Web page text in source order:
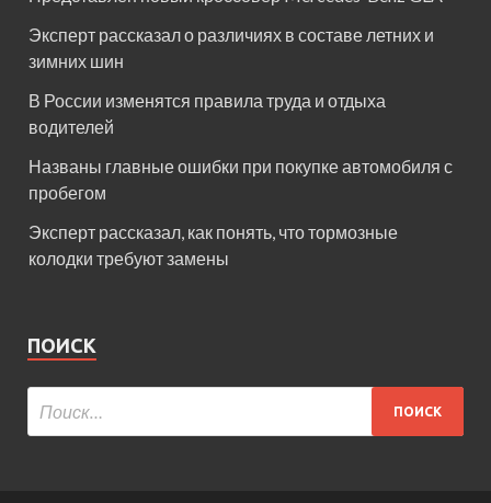
Эксперт рассказал о различиях в составе летних и
зимних шин
В России изменятся правила труда и отдыха
водителей
Названы главные ошибки при покупке автомобиля с
пробегом
Эксперт рассказал, как понять, что тормозные
колодки требуют замены
ПОИСК